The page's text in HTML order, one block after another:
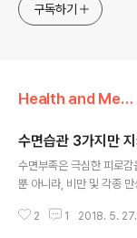
구독하기
Health and Medicine
수면습관 3가지만
수면부족은 극심한 피로
뿐 아니라, 비만 및 각종
이야기하는 전문가들도 있
2 1 2018. 5. 27.